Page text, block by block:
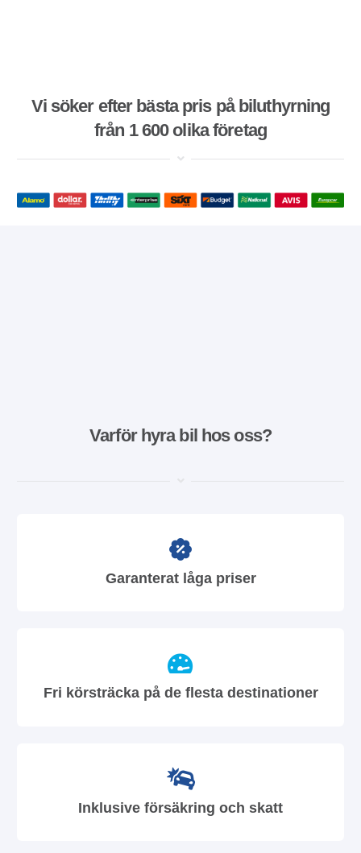
Vi söker efter bästa pris på biluthyrning
från 1 600 olika företag
Varför hyra bil hos oss?
Garanterat låga priser
Fri körsträcka på de flesta destinationer
Inklusive försäkring och skatt